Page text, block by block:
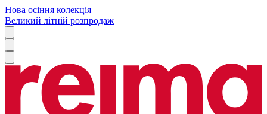
Нова осіння колекція
Великий літній розпродаж